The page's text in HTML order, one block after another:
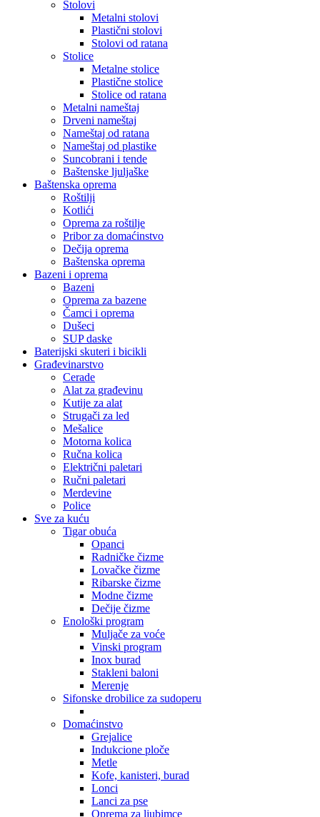
Stolovi
Metalni stolovi
Plastični stolovi
Stolovi od ratana
Stolice
Metalne stolice
Plastične stolice
Stolice od ratana
Metalni nameštaj
Drveni nameštaj
Nameštaj od ratana
Nameštaj od plastike
Suncobrani i tende
Baštenske ljuljaške
Baštenska oprema
Roštilji
Kotlići
Oprema za roštilje
Pribor za domaćinstvo
Dečija oprema
Baštenska oprema
Bazeni i oprema
Bazeni
Oprema za bazene
Čamci i oprema
Dušeci
SUP daske
Baterijski skuteri i bicikli
Građevinarstvo
Cerade
Alat za građevinu
Kutije za alat
Strugači za led
Mešalice
Motorna kolica
Ručna kolica
Električni paletari
Ručni paletari
Merdevine
Police
Sve za kuću
Tigar obuća
Opanci
Radničke čizme
Lovačke čizme
Ribarske čizme
Modne čizme
Dečije čizme
Enološki program
Muljače za voće
Vinski program
Inox burad
Stakleni baloni
Merenje
Sifonske drobilice za sudoperu
Domaćinstvo
Grejalice
Indukcione ploče
Metle
Kofe, kanisteri, burad
Lonci
Lanci za pse
Oprema za ljubimce